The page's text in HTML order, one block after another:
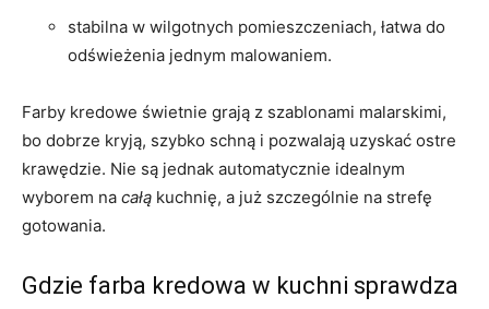
stabilna w wilgotnych pomieszczeniach, łatwa do
odświeżenia jednym malowaniem.
Farby kredowe świetnie grają z szablonami malarskimi,
bo dobrze kryją, szybko schną i pozwalają uzyskać ostre
krawędzie. Nie są jednak automatycznie idealnym
wyborem na całą kuchnię, a już szczególnie na strefę
gotowania.
Gdzie farba kredowa w kuchni sprawdza